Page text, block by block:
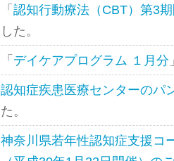
「 認知行動療法（CBT）第3
した。
「 デイケアプログラム １月分
認知症疾患医療センターのパ
た。
神奈川県若年性認知症支援コ